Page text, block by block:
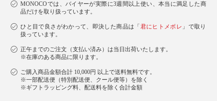
MONOCOでは、バイヤーが実際に3週間以上使い、本当に満足した商
品だけを取り扱っています。
ひと目で良さがわかって、即決した商品は「 君にヒトメボレ 」で取り
扱っています。
正午までのご注文（支払い済み）は当日出荷いたします。
※在庫のある商品に限ります。
ご購入商品金額合計 10,000円 以上で送料無料です。
※一部配送便（特別配送便、クール便等）を除く
※ギフトラッピング料、配送料を除く合計金額